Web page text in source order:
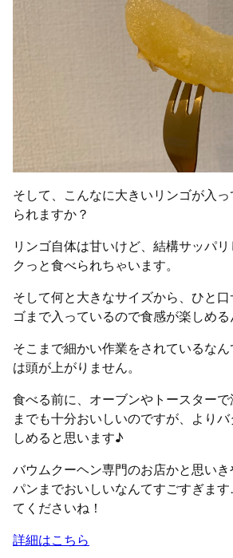
そして、こんなに大きいリンゴが入
られますか？
リンゴ自体は甘いけど、結構サッパ
クっと食べられちゃいます。
そして何と大きなサイズから、ひと
ゴまで入っているので食感が楽しめる
そこまで細かい作業をされているな
は頭が上がりません。
食べる前に、オーブンやトースター
までも十分おいしいのですが、より
しめると思います♪
バウムクーヘン専門のお店かと思い
パンまでおいしいなんてすごすぎま
てくださいね！
詳細はこちら